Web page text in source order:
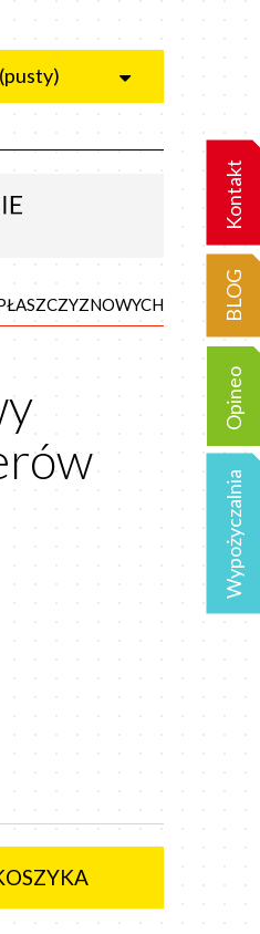
(pusty)
Kontakt
BLOG
Opineo
Wypożyczalnia